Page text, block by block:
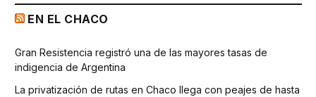
EN EL CHACO
Gran Resistencia registró una de las mayores tasas de
indigencia de Argentina
La privatización de rutas en Chaco llega con peajes de hasta